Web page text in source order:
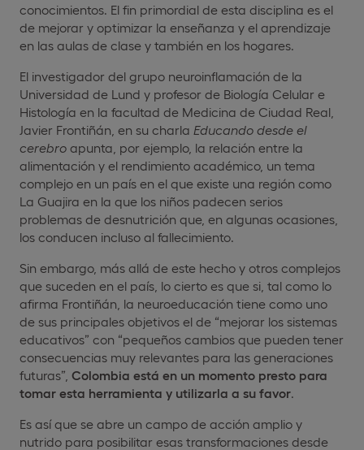
conocimientos. El fin primordial de esta disciplina es el
de mejorar y optimizar la enseñanza y el aprendizaje
en las aulas de clase y también en los hogares.
El investigador del grupo neuroinflamación de la
Universidad de Lund y profesor de Biología Celular e
Histología en la facultad de Medicina de Ciudad Real,
Javier Frontiñán, en su charla Educando desde el
cerebro apunta, por ejemplo, la relación entre la
alimentación y el rendimiento académico, un tema
complejo en un país en el que existe una región como
La Guajira en la que los niños padecen serios
problemas de desnutrición que, en algunas ocasiones,
los conducen incluso al fallecimiento.
Sin embargo, más allá de este hecho y otros complejos
que suceden en el país, lo cierto es que si, tal como lo
afirma Frontiñán, la neuroeducación tiene como uno
de sus principales objetivos el de “mejorar los sistemas
educativos” con “pequeños cambios que pueden tener
consecuencias muy relevantes para las generaciones
futuras”, Colombia está en un momento presto para
tomar esta herramienta y utilizarla a su favor
Es así que se abre un campo de acción amplio y
nutrido para posibilitar esas transformaciones desde